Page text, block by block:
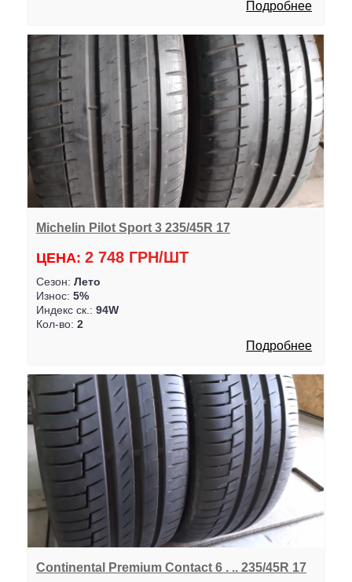
Подробнее
Michelin Pilot Sport 3 235/45R 17
ЦЕНА: 2 748 ГРН/ШТ
Сезон: Лето
Износ: 5%
Индекс ск.: 94W
Кол-во: 2
Подробнее
Continental Premium Contact 6 . .. 235/45R 17